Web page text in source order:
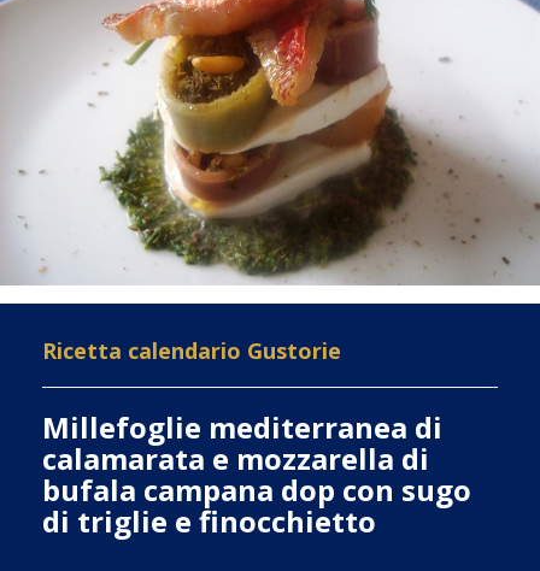
Ricetta calendario Gustorie
Millefoglie mediterranea di
calamarata e mozzarella di
bufala campana dop con sugo
di triglie e finocchietto